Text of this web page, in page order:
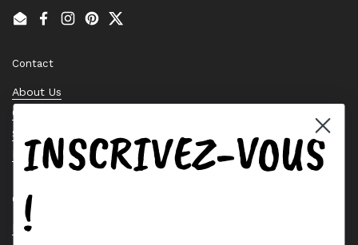
EmailFacebook
Instagram
PinterestTwitter
Contact
About Us
Contact Us
Stock Check
Request a Quote
Quick links
Bearing Knowledge Center
INSCRIVEZ-VOUS
!